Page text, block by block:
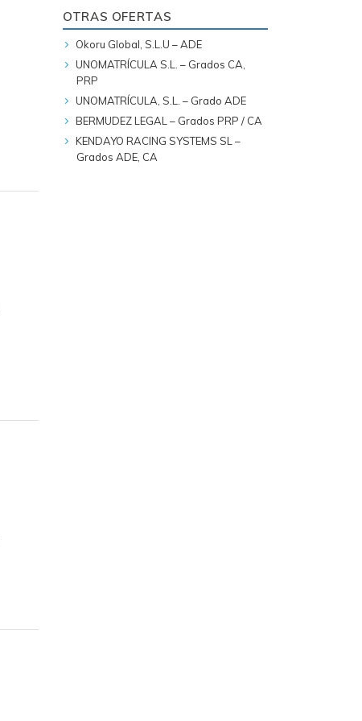
OTRAS OFERTAS
Okoru Global, S.L.U – ADE
UNOMATRÍCULA S.L. – Grados CA,
PRP
UNOMATRÍCULA, S.L. – Grado ADE
BERMUDEZ LEGAL – Grados PRP / CA
KENDAYO RACING SYSTEMS SL –
Grados ADE, CA